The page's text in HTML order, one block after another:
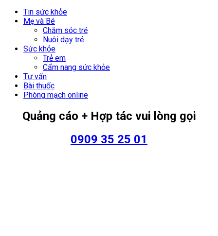
Tin sức khỏe
Mẹ và Bé
Chăm sóc trẻ
Nuôi dạy trẻ
Sức khỏe
Trẻ em
Cẩm nang sức khỏe
Tư vấn
Bài thuốc
Phòng mạch online
Quảng cáo + Hợp tác vui lòng gọi
0909 35 25 01